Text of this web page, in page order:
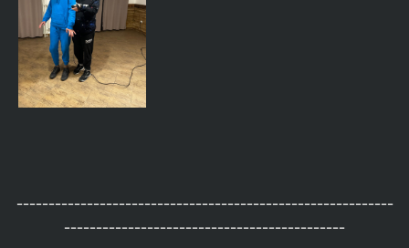
-----------------------------------------------------------
--------------------------------------------